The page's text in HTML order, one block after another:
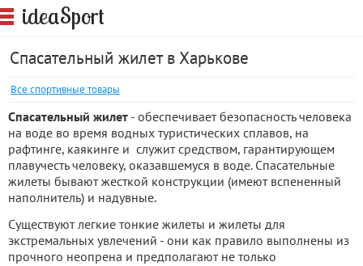
ideaSport
Спасательный жилет в Харькове
Все спортивные товары
Спасательный жилет - обеспечивает безопасность человека
на воде во время водных туристических сплавов, на
рафтинге, каякинге и служит средством, гарантирующем
плавучесть человеку, оказавшемуся в воде. Спасательные
жилеты бывают жесткой конструкции (имеют вспененный
наполнитель) и надувные.
Существуют легкие тонкие жилеты и жилеты для
экстремальных увлечений - они как правило выполнены из
прочного неопрена и предполагают не только